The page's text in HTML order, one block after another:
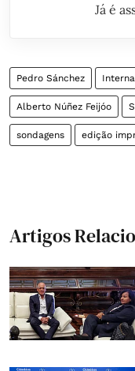
Já é
Pedro Sánchez
Alberto Núñez Feijóo
sondagens edição
Artigos